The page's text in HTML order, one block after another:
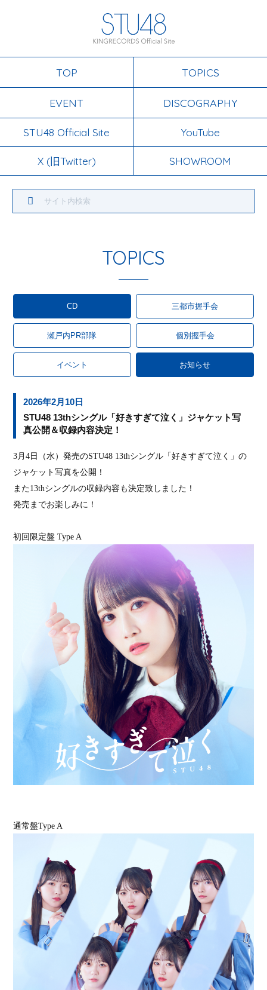
TOP TOPICS
EVENT DISCOGRAPHY
STU48 Official Site YouTube
X (旧Twitter) SHOWROOM
TOPICS
CD 三都市握手会
瀬戸内PR部隊 個別握手会
イベント お知らせ
2026年2月10日
STU48 13thシングル「好きすぎて泣く」ジャケット写
真公開＆収録内容決定！
3月4 日（水）発売のSTU48 13thシングル「好きすぎて泣く」の
ジャケット写真を公開！
また13thシングルの収録内容も決定致しました！
発売までお楽しみに！
初回限定盤 Type A
通常盤Type A